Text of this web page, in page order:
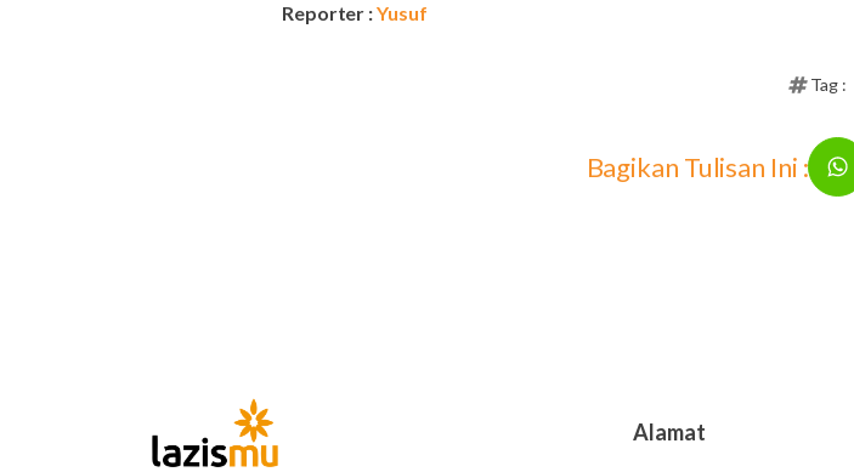
Reporter :Yusuf
Tag :
Bagikan Tulisan Ini :
Alamat